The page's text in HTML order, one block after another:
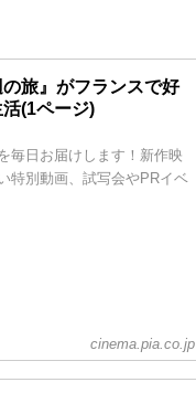
旅』がフランスで好
(1ページ)
毎日お届けします！新作映
特別動画、試写会やPRイベ
cinema.pia.co.jp